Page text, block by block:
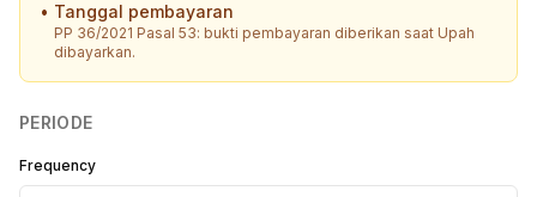
• Tanggal pembayaran
PP 36/2021 Pasal 53: bukti pembayaran diberikan saat Upah
dibayarkan.
PERIODE
Frequency